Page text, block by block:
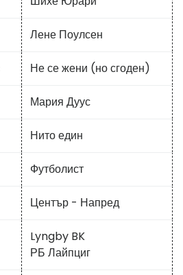
Лене Поулсен
Не се жени (но сгоден)
Мария Дуус
Нито един
Футболист
Център - Напред
Lyngby BK
РБ Лайпциг